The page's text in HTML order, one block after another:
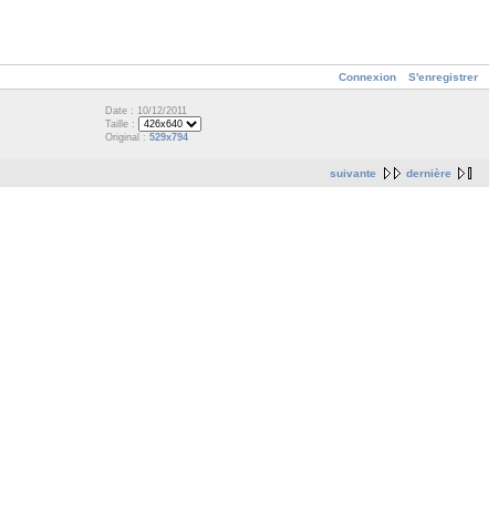
Connexion S'enregistrer
Date : 10/12/2011
Taille :
Original : 529x794
suivante dernière